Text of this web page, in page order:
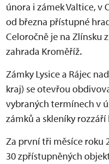
února i zámek Valtice,
od března přístupné
Celoročně je na Zlínsku
zahrada Kroměříž.
Zámky Lysice a Rájec
kraj) se otevřou
vybraných termínech v
zámků a skleníky
Za první tři měsíce roku
30 zpřístupněných